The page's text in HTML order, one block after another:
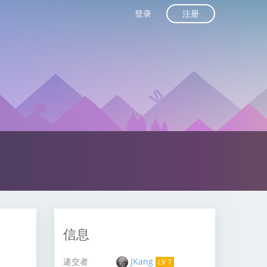
登录 注册
信息
递交者 JKang LV 7